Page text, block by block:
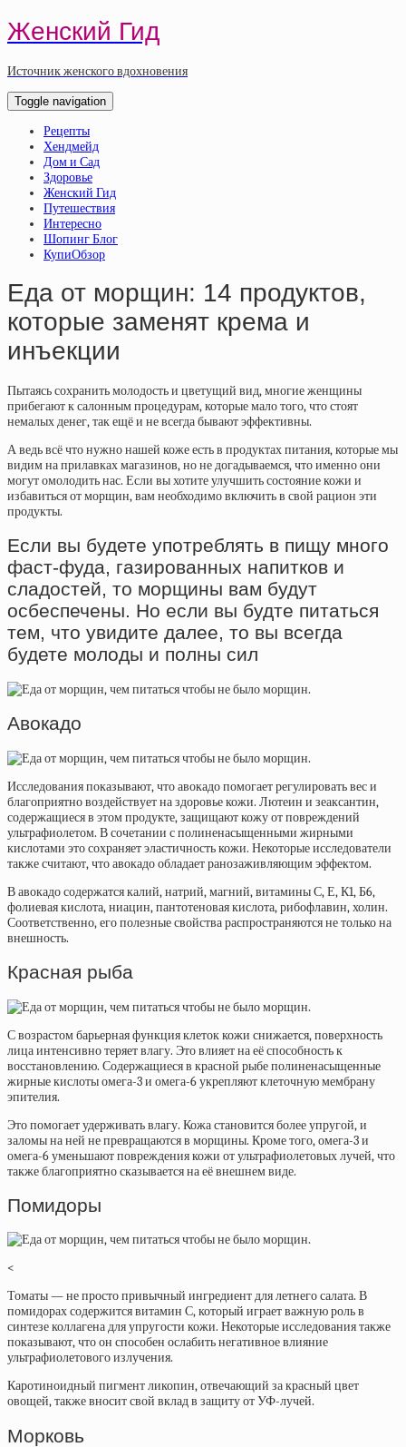
Женский Гид
Источник женского вдохновения
Toggle navigation
Рецепты
Хендмейд
Дом и Сад
Здоровье
Женский Гид
Путешествия
Интересно
Шопинг Блог
КупиОбзор
Еда от морщин: 14 продуктов,
которые заменят крема и
инъекции
Пытаясь сохранить молодость и цветущий вид, многие женщины
прибегают к салонным процедурам, которые мало того, что стоят
немалых денег, так ещё и не всегда бывают эффективны.
А ведь всё что нужно нашей коже есть в продуктах питания, которые мы
видим на прилавках магазинов, но не догадываемся, что именно они
могут омолодить нас. Если вы хотите улучшить состояние кожи и
избавиться от морщин, вам необходимо включить в свой рацион эти
продукты.
Если вы будете употреблять в пищу много
фаст-фуда, газированных напитков и
сладостей, то морщины вам будут
осбеспечены. Но если вы будте питаться
тем, что увидите далее, то вы всегда
будете молоды и полны сил
Авокадо
Исследования показывают, что авокадо помогает регулировать вес и
благоприятно воздействует на здоровье кожи. Лютеин и зеаксантин,
содержащиеся в этом продукте, защищают кожу от повреждений
ультрафиолетом. В сочетании с полиненасыщенными жирными
кислотами это сохраняет эластичность кожи. Некоторые исследователи
также считают, что авокадо обладает ранозаживляющим эффектом.
В авокадо содержатся калий, натрий, магний, витамины С, Е, К1, Б6,
фолиевая кислота, ниацин, пантотеновая кислота, рибофлавин, холин.
Соответственно, его полезные свойства распространяются не только на
внешность.
Красная рыба
С возрастом барьерная функция клеток кожи снижается, поверхность
лица интенсивно теряет влагу. Это влияет на её способность к
восстановлению. Содержащиеся в красной рыбе полиненасыщенные
жирные кислоты омега-3 и омега-6 укрепляют клеточную мембрану
эпителия.
Это помогает удерживать влагу. Кожа становится более упругой, и
заломы на ней не превращаются в морщины. Кроме того, омега-3 и
омега-6 уменьшают повреждения кожи от ультрафиолетовых лучей, что
также благоприятно сказывается на её внешнем виде.
Помидоры
<
Томаты — не просто привычный ингредиент для летнего салата. В
помидорах содержится витамин С, который играет важную роль в
синтезе коллагена для упругости кожи. Некоторые исследования также
показывают, что он способен ослабить негативное влияние
ультрафиолетового излучения.
Каротиноидный пигмент ликопин, отвечающий за красный цвет
овощей, также вносит свой вклад в защиту от УФ-лучей.
Морковь